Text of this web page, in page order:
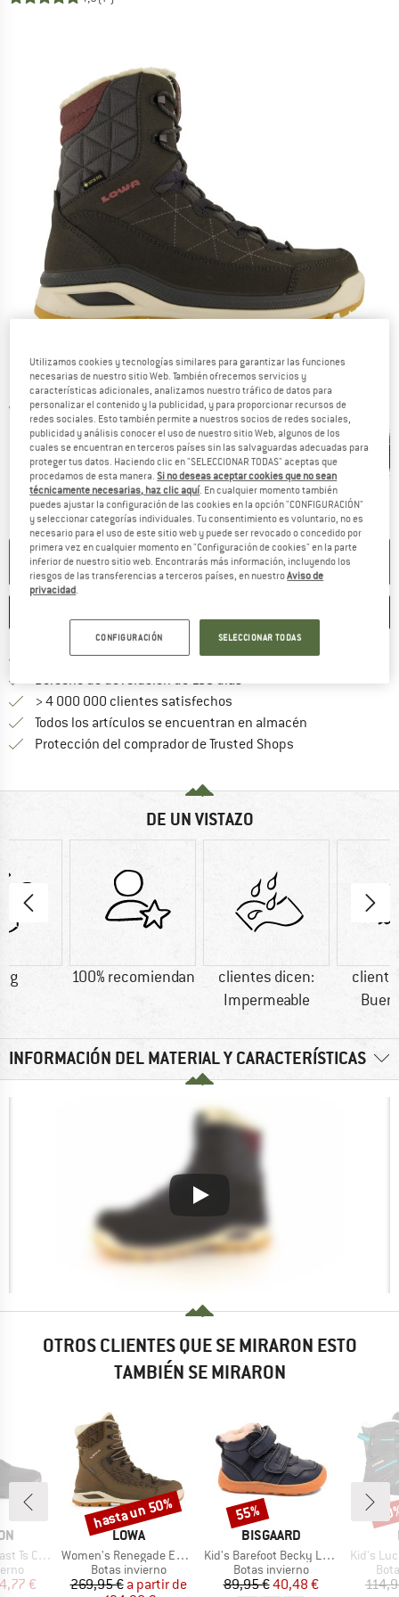
Vistas detalladas
NO ESTÁ DISPONIBLE
Porte pagado a partir de 69 € (ES)¡encuentre más
Derecho de devolución de 100 días
> 4 000 000 clientes satisfechos
Todos los artículos se encuentran en almacén
Protección del comprador de Trusted Shops
DE UN VISTAZO
g 100% recomiendan
clientes dicen:
Impermeable
Buen
INFORMACIÓN DEL MATERIAL Y CARACTERÍSTICAS
OTROS CLIENTES QUE SE MIRARON ESTO
TAMBIÉN SE MIRARON
CSWP
reducido
€
MARCA
LOWA
Artículo
Women's Renegade Evo Ice GTX
Product group
Botas invierno
Precio
269,95 € Precio reducido
a partir de
Descuento
hasta un 50%
MARCA
BISGAARD
Artículo
Kid's Barefoot Becky Lamb
Product group
Botas invierno
Precio
89,95 €Precio reducido
40,48 €
Descuento
55%
Artículo
Kid's
Utilizamos cookies y tecnologías similares para garantizar las funciones
necesarias de nuestro sitio Web. También ofrecemos servicios y
características adicionales, analizamos nuestro tráfico de datos para
personalizar el contenido y la publicidad, y para proporcionar recursos de
redes sociales. Esto también permite a nuestros socios de redes sociales,
publicidad y análisis conocer el uso de nuestro sitio Web, algunos de los
cuales se encuentran en terceros países sin las salvaguardas adecuadas para
proteger tus datos. Haciendo clic en "SELECCIONAR TODAS" aceptas que
procedamos de esta manera.Si no deseas aceptar cookies que no sean
técnicamente necesarias, haz clic aquí. En cualquier momento también
puedes ajustar la configuración de las cookies en la opción "CONFIGURACIÓN"
y seleccionar categorías individuales. Tu consentimiento es voluntario, no es
necesario para el uso de este sitio web y puede ser revocado o concedido por
primera vez en cualquier momento en "Configuración de cookies" en la parte
inferior de nuestro sitio web. Encontrarás más información, incluyendo los
riesgos de las transferencias a terceros países, en nuestroAviso de
privacidad
CONFIGURACIÓN SELECCIONAR TODAS